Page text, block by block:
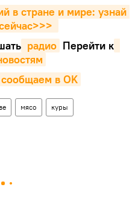
в стране и мире: узнай
радио Перейти к
в OK
мясо куры